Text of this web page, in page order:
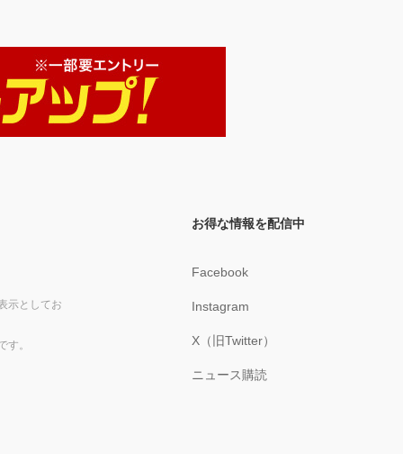
示としてお
す。
お得な情報を配信中
Facebook
Instagram
X（旧Twitter）
ニュース購読